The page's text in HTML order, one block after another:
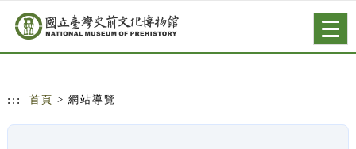
跳到主要內容
網站導覽
::: 首頁 > 網站導覽